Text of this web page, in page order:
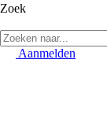
Zoek
Aanmelden